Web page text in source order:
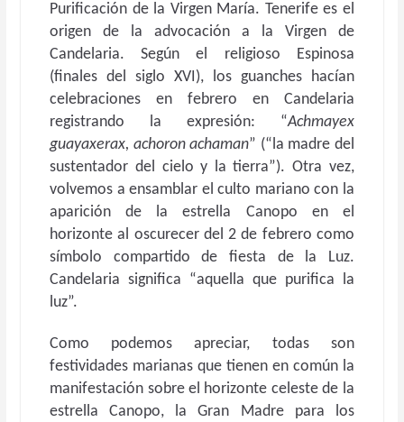
Purificación de la Virgen María. Tenerife es el
origen de la advocación a la Virgen de
Candelaria. Según el religioso Espinosa
(finales del siglo XVI), los guanches hacían
celebraciones en febrero en Candelaria
registrando la expresión: “Achmayex
guayaxerax, achoron achaman” (“la madre del
sustentador del cielo y la tierra”). Otra vez,
volvemos a ensamblar el culto mariano con la
aparición de la estrella Canopo en el
horizonte al oscurecer del 2 de febrero como
símbolo compartido de fiesta de la Luz.
Candelaria significa “aquella que purifica la
luz”.
Como podemos apreciar, todas son
festividades marianas que tienen en común la
manifestación sobre el horizonte celeste de la
estrella Canopo, la Gran Madre para los